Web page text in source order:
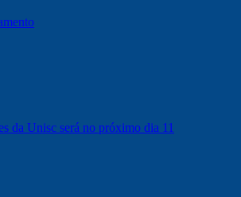
da Unisc será no próximo dia 11